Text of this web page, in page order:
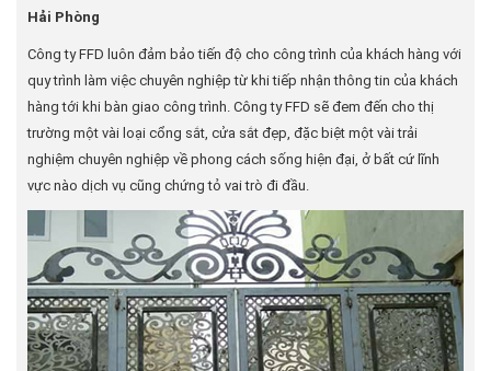
Hải Phòng
Công ty FFD luôn đảm bảo tiến độ cho công trình của khách hàng với
quy trình làm việc chuyên nghiệp từ khi tiếp nhận thông tin của khách
hàng tới khi bàn giao công trình. Công ty FFD sẽ đem đến cho thị
trường một vài loại cổng sắt, cửa sắt đẹp, đặc biệt một vài trải
nghiệm chuyên nghiệp về phong cách sống hiện đại, ở bất cứ lĩnh
vực nào dịch vụ cũng chứng tỏ vai trò đi đầu.